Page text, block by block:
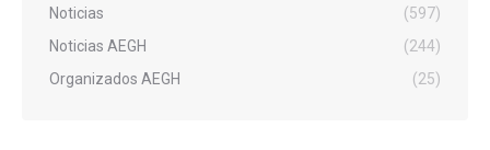
Noticias
(597)
Noticias AEGH
(244)
Organizados AEGH
(25)